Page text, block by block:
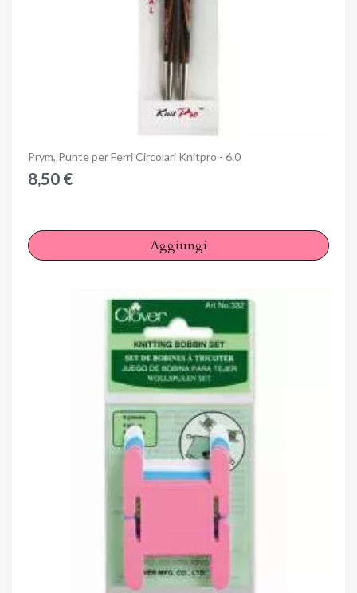
Anteprima
Prym, Punte per Ferri Circolari Knitpro - 6.0
8,50 €
Aggiungi